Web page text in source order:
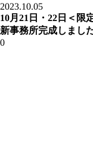
2023.10.05
10月21日・22日＜限
新事務所完成しまし
0